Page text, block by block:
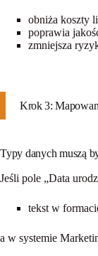
obniża koszty
poprawia
zmniejsza
Krok 3:
Typy danych muszą
Jeśli pole „Data
tekst w
a w systemie